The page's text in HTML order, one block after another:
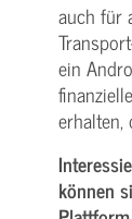
auch für
ein
erhalten,
können